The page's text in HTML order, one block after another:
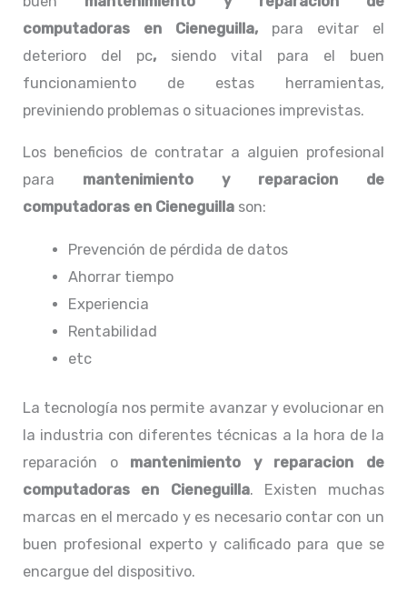
computadoras en Cieneguilla, para evitar el
deterioro del pc, siendo vital para el buen
funcionamiento de estas herramientas,
previniendo problemas o situaciones imprevistas.
Los beneficios de contratar a alguien profesional
para mantenimiento y reparacion de
computadoras en Cieneguilla son:
Prevención de pérdida de datos
Ahorrar tiempo
Experiencia
Rentabilidad
etc
La tecnología nos permite avanzar y evolucionar en
la industria con diferentes técnicas a la hora de la
reparación o mantenimiento y reparacion de
computadoras en Cieneguilla. Existen muchas
marcas en el mercado y es necesario contar con un
buen profesional experto y calificado para que se
encargue del dispositivo.